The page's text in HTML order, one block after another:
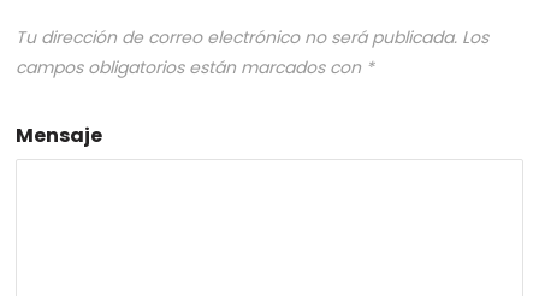
Tu dirección de correo electrónico no será publicada. Los
campos obligatorios están marcados con *
Mensaje